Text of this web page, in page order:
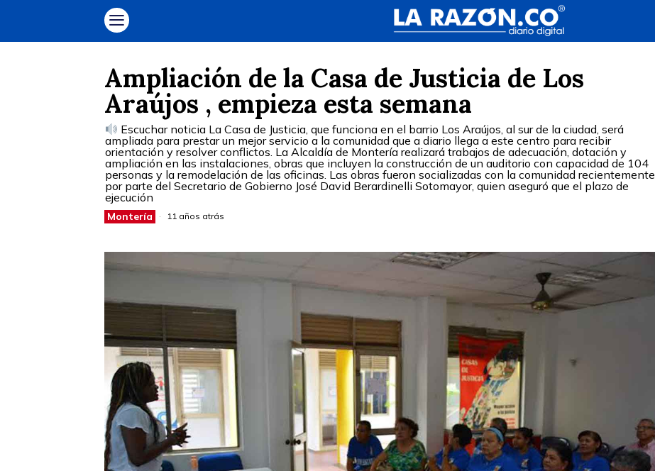
Ampliación de la Casa de Justicia de Los
Araújos , empieza esta semana
Escuchar noticia La Casa de Justicia, que funciona en el barrio Los Araújos, al sur de la ciudad, será
ampliada para prestar un mejor servicio a la comunidad que a diario llega a este centro para recibir
orientación y resolver conflictos. La Alcaldía de Montería realizará trabajos de adecuación, dotación y
ampliación en las instalaciones, obras que incluyen la construcción de un auditorio con capacidad de 104
personas y la remodelación de las oficinas. Las obras fueron socializadas con la comunidad recientemente,
por parte del Secretario de Gobierno José David Berardinelli Sotomayor, quien aseguró que el plazo de
ejecución
Montería 11 años atrás